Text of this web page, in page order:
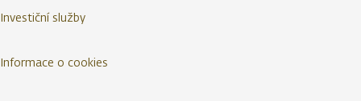
Investiční služby
Informace o cookies